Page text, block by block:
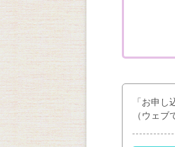
「お申
（ウェ